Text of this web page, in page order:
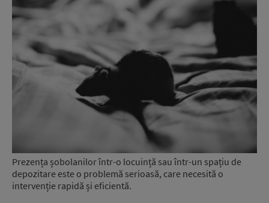
Prezența șobolanilor într-o locuință sau într-un spațiu de
depozitare este o problemă serioasă, care necesită o
intervenție rapidă și eficientă.